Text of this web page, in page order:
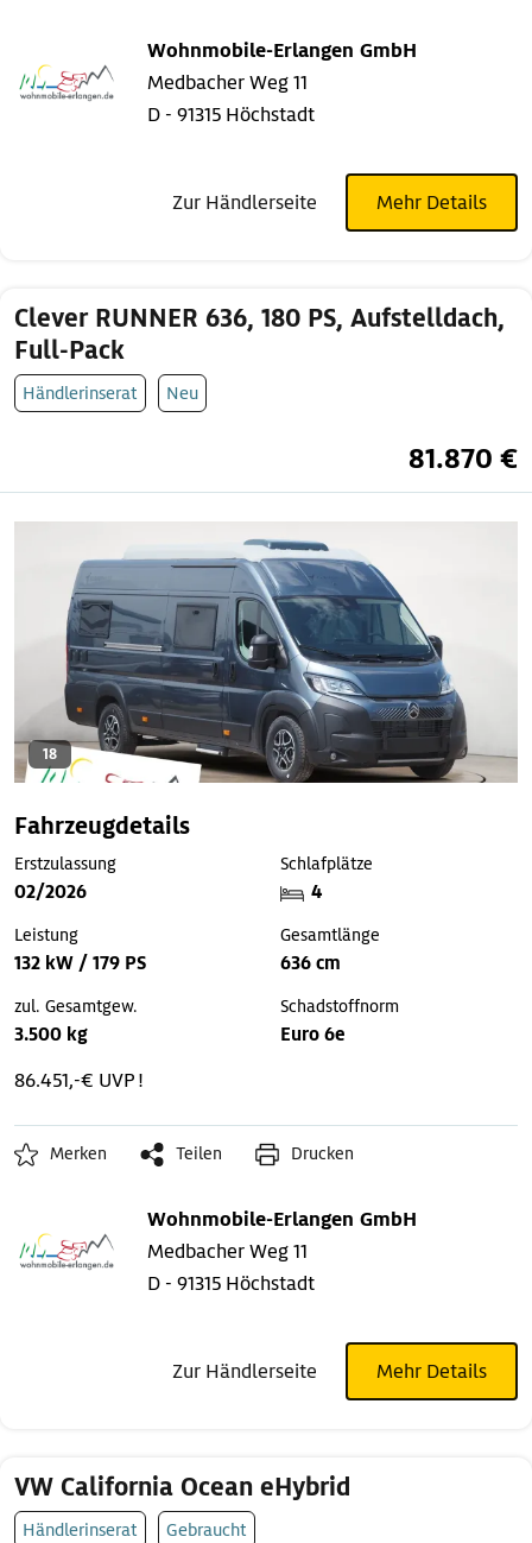
Wohnmobile-Erlangen GmbH
Medbacher Weg 11
D - 91315 Höchstadt
Zur Händlerseite Mehr Details
Clever RUNNER 636, 180 PS, Aufstelldach,
Full-Pack
Händlerinserat Neu
81.870 €
18
Fahrzeugdetails
Erstzulassung
02/2026
Schlafplätze
4
Leistung
132 kW / 179 PS
Gesamtlänge
636 cm
zul. Gesamtgew.
3.500 kg
Schadstoffnorm
Euro 6e
86.451,-€ UVP !
Merken Teilen Drucken
Wohnmobile-Erlangen GmbH
Medbacher Weg 11
D - 91315 Höchstadt
Zur Händlerseite Mehr Details
VW California Ocean eHybrid
Händlerinserat Gebraucht